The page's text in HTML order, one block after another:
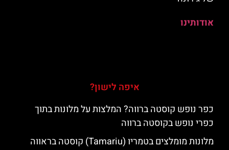
אודותינו
איפה לישון?
כפר נופש קוסטה ברווה? המלצות על מלונות בתוך
כפרי נופש בקוסטה ברווה
מלונות מומלצים בטמריו (Tamariu) קוסטה בראווה